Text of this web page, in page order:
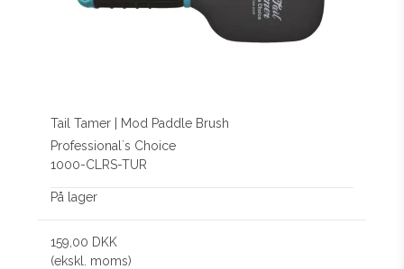
Tail Tamer | Mod Paddle Brush
Professional´s Choice
1000-CLRS-TUR
På lager
159,00 DKK
(ekskl. moms)